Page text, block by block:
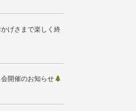
げさまで楽しく終
開催のお知らせ